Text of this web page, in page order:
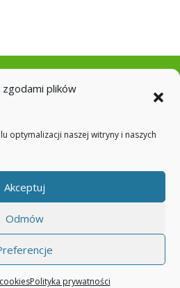
zgodami plików
optymalizacji naszej witryny i naszych
Akceptuj
Odmów
Polityka prywatności
Polityka prywatności
O nas
cookies (EU)